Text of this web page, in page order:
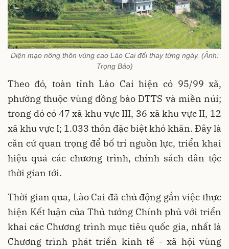
Diện mạo nông thôn vùng cao Lào Cai đổi thay từng ngày. (Ảnh:
Trọng Bảo)
Theo đó, toàn tỉnh Lào Cai hiện có 95/99 xã,
phường thuộc vùng đồng bào DTTS và miền núi;
trong đó có 47 xã khu vực III, 36 xã khu vực II, 12
xã khu vực I; 1.033 thôn đặc biệt khó khăn. Đây là
căn cứ quan trọng để bố trí nguồn lực, triển khai
hiệu quả các chương trình, chính sách dân tộc
thời gian tới.
Thời gian qua, Lào Cai đã chủ động gắn việc thực
hiện Kết luận của Thủ tướng Chính phủ với triển
khai các Chương trình mục tiêu quốc gia, nhất là
Chương trình phát triển kinh tế - xã hội vùng